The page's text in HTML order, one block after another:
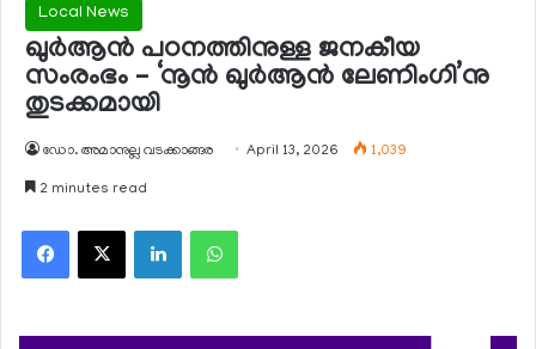
Local News
ഖുര്‍ആന്‍ പഠനത്തിനുള്ള ജനകീയ
സംരംഭം – ‘നൂന്‍ ഖുര്‍ആന്‍ ലേണിംഗി’നു
തുടക്കമായി
ഡോ. അമാനുല്ല വടക്കാങ്ങര April 13, 2026 1,039
2 minutes read
Facebook
X LinkedInWhatsApp